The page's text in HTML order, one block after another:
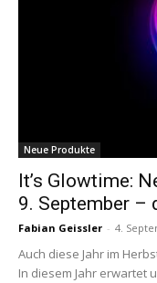
Neue Produkte
It’s Glowtime:
9. September –
Fabian Geissler - 4.
Auch diese Jahr im
In diesem Jahr erwartet